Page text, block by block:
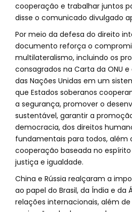
cooperação e trabalhar juntos
disse o comunicado divulgado
Por meio da defesa do direito
documento reforça o
multilateralismo, incluindo os
consagrados na Carta da ONU
das Nações Unidas em um
que Estados soberanos
a segurança, promover o
sustentável, garantir a
democracia, dos direitos
fundamentais para todos, além
cooperação baseada no
justiça e igualdade.
China e Rússia realçaram a
ao papel do Brasil, da Índia e da
relações internacionais, além